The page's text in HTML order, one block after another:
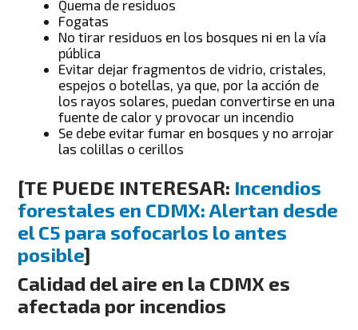
Quema de residuos
Fogatas
No tirar residuos en los bosques ni en la vía
pública
Evitar dejar fragmentos de vidrio, cristales,
espejos o botellas, ya que, por la acción de
los rayos solares, puedan convertirse en una
fuente de calor y provocar un incendio
Se debe evitar fumar en bosques y no arrojar
las colillas o cerillos
[TE PUEDE INTERESAR: Incendios
forestales en CDMX: Alertan desde
el C5 para sofocarlos lo antes
posible]
Calidad del aire en la CDMX es
afectada por incendios